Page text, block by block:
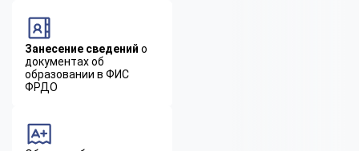
Занесение сведений о
документах об
образовании в ФИС
ФРДО